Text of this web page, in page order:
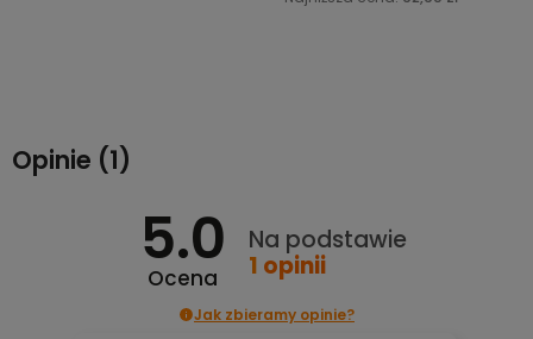
Opinie (1)
5.0
Ocena
Na podstawie
1 opinii
Jak zbieramy opinie?